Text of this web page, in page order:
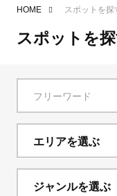
HOME スポットを探
スポットを
エリアを選ぶ
北海道
ジャンルを選ぶ